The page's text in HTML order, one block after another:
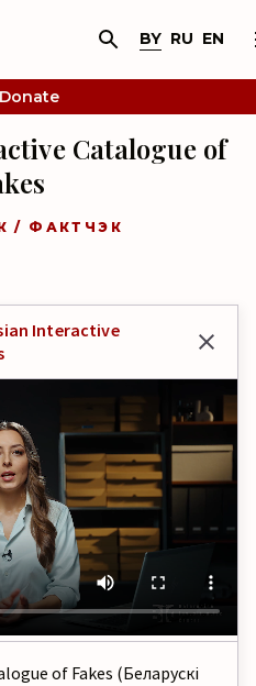
BY RU EN
Donate
Catalogue of
/ ФАКТЧЭК
Interactive
of Fakes (Беларускі